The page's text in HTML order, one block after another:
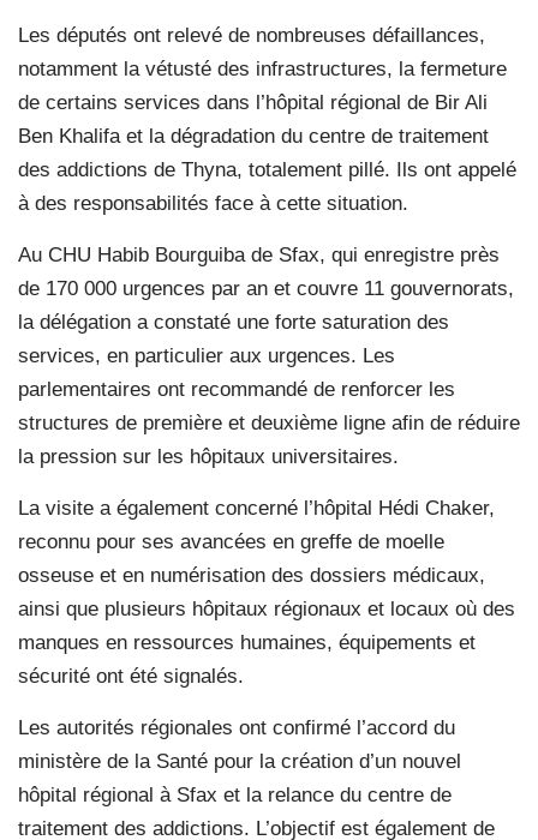
Les députés ont relevé de nombreuses défaillances,
notamment la vétusté des infrastructures, la fermeture
de certains services dans l’hôpital régional de Bir Ali
Ben Khalifa et la dégradation du centre de traitement
des addictions de Thyna, totalement pillé. Ils ont appelé
à des responsabilités face à cette situation.
Au CHU Habib Bourguiba de Sfax, qui enregistre près
de 170 000 urgences par an et couvre 11 gouvernorats,
la délégation a constaté une forte saturation des
services, en particulier aux urgences. Les
parlementaires ont recommandé de renforcer les
structures de première et deuxième ligne afin de réduire
la pression sur les hôpitaux universitaires.
La visite a également concerné l’hôpital Hédi Chaker,
reconnu pour ses avancées en greffe de moelle
osseuse et en numérisation des dossiers médicaux,
ainsi que plusieurs hôpitaux régionaux et locaux où des
manques en ressources humaines, équipements et
sécurité ont été signalés.
Les autorités régionales ont confirmé l’accord du
ministère de la Santé pour la création d’un nouvel
hôpital régional à Sfax et la relance du centre de
traitement des addictions. L’objectif est également de